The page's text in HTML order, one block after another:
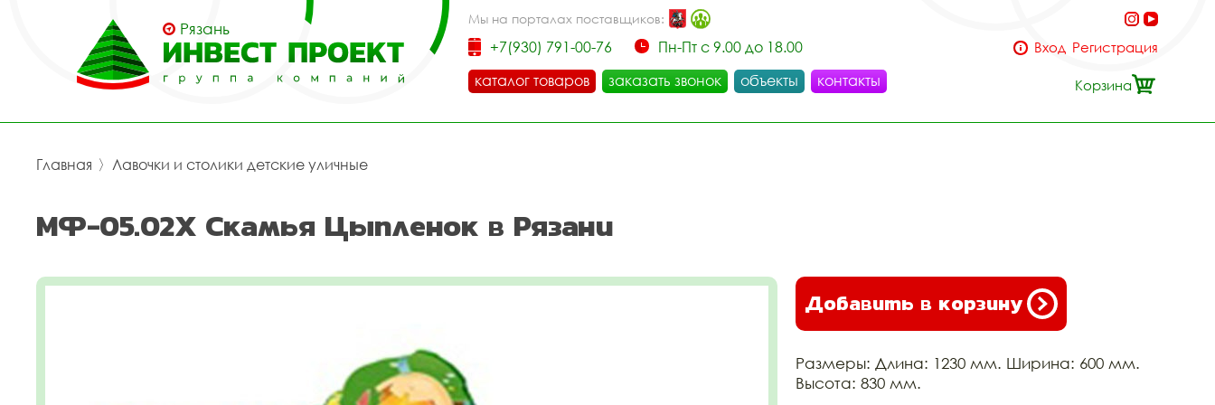
Рязань
Мы на порталах поставщиков:
+7(930) 791-00-76
Пн-Пт с 9.00 до 18.00
каталог товаров
заказать звонок объекты контакты
Вход Регистрация
Корзина
Главная 〉 Лавочки и столики детские уличные
МФ-05.02Х Скамья Цыпленок в Рязани
Добавить в корзину
Размеры: Длина: 1230 мм. Ширина: 600 мм.
Высота: 830 мм.